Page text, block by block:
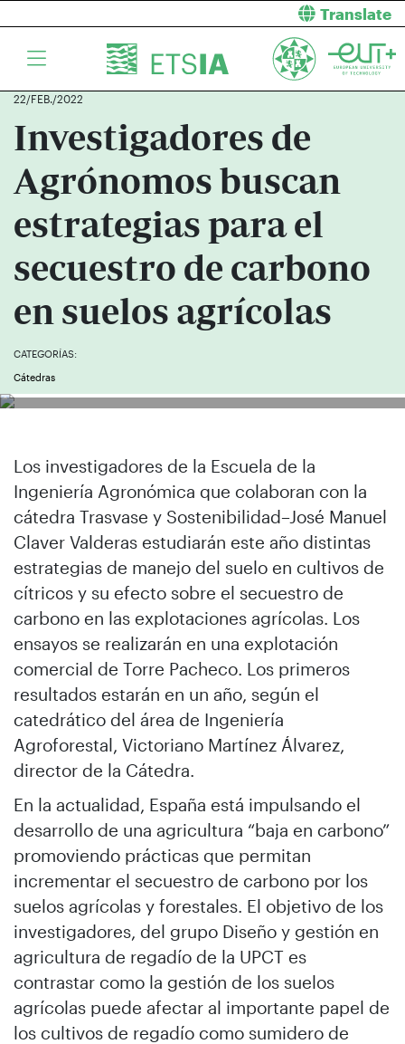
Translate
22/FEB./2022
Investigadores de
Agrónomos buscan
estrategias para el
secuestro de carbono
en suelos agrícolas
CATEGORÍAS:
Cátedras
Los investigadores de la Escuela de la
Ingeniería Agronómica que colaboran con la
cátedra Trasvase y Sostenibilidad–José Manuel
Claver Valderas estudiarán este año distintas
estrategias de manejo del suelo en cultivos de
cítricos y su efecto sobre el secuestro de
carbono en las explotaciones agrícolas. Los
ensayos se realizarán en una explotación
comercial de Torre Pacheco. Los primeros
resultados estarán en un año, según el
catedrático del área de Ingeniería
Agroforestal, Victoriano Martínez Álvarez,
director de la Cátedra.
En la actualidad, España está impulsando el
desarrollo de una agricultura “baja en carbono”
promoviendo prácticas que permitan
incrementar el secuestro de carbono por los
suelos agrícolas y forestales. El objetivo de los
investigadores, del grupo Diseño y gestión en
agricultura de regadío de la UPCT es
contrastar como la gestión de los suelos
agrícolas puede afectar al importante papel de
los cultivos de regadío como sumidero de